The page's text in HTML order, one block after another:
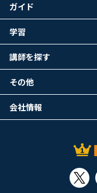
ガイド
学習
講師を探す
その他
会社情報